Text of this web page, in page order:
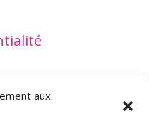
aux